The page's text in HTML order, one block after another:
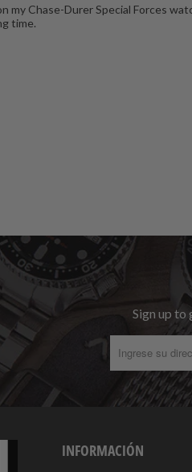
my Chase-Durer Special Forces
time.
Sign up to
INFORMACIÓN